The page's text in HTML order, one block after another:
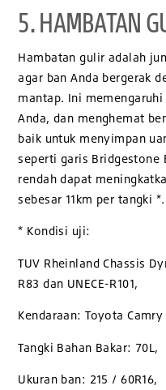
5. HAMBATAN
Hambatan gulir adalah
agar ban Anda bergerak
mantap. Ini
Anda, dan menghemat
baik untuk menyimpan
seperti garis Bridgestone
rendah dapat
sebesar 11km per tangki *.
* Kondisi uji:
TUV Rheinland Chassis
R83 dan UNECE-R101,
Kendaraan: Toyota Camry
Tangki Bahan Bakar: 70L,
Ukuran ban: 215 / 60R16,